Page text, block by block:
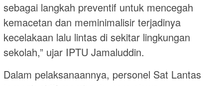
sebagai langkah preventif untuk mencegah
kemacetan dan meminimalisir terjadinya
kecelakaan lalu lintas di sekitar lingkungan
sekolah,” ujar IPTU Jamaluddin.
Dalam pelaksanaannya, personel Sat Lantas